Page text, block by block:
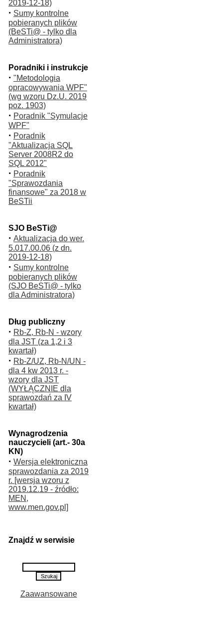
2019-12-18)
· Sumy kontrolne
pobieranych plików
(BeSTi@ - tylko dla
Administratora)
Poradniki i instrukcje
· "Metodologia
opracowywania WPF"
(wg wzoru Dz.U. 2019
poz. 1903)
· Poradnik "Symulacje
WPF"
· Poradnik
"Aktualizacja SQL
Server 2008R2 do
SQL 2012"
· Poradnik
"Sprawozdania
finansowe" za 2018 w
BeSTii
SJO BeSTi@
· Aktualizacja do wer.
5.017.00.06 (z dn.
2019-12-18)
· Sumy kontrolne
pobieranych plików
(SJO BeSTi@ - tylko
dla Administratora)
Dług publiczny
· Rb-Z, Rb-N - wzory
dla JST (za 1,2 i 3
kwartał)
· Rb-Z/UZ, Rb-N/UN -
dla 4 kw 2013 r. -
wzory dla JST
(WYŁĄCZNIE dla
sprawozdań za IV
kwartał)
Wynagrodzenia
nauczycieli (art.- 30a
KN)
· Wersja elektroniczna
sprawozdania za 2019
r. [wersja wzoru z
2019.12.19 - źródło:
MEN,
www.men.gov.pl]
Znajdź w serwisie
Zaawansowane